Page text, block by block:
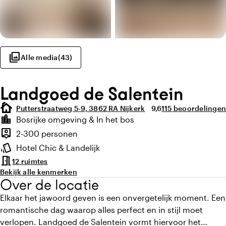
photo_libraryAlle media(43)
Landgoed de Salentein
cottage Putterstraatweg 5-9, 3862 RA Nijkerk Gemiddelde
9,6Aantal
115 beoordelingen
Highlights
location_city
Locatie en omgeving
Bosrijke omgeving & In het bos
person_pin
Capaciteit
2-300 personen
style
Sfeer en uitstraling
Hotel Chic & Landelijk
meeting_room12 ruimtes
Bekijk alle kenmerken
Over de locatie
Elkaar het jawoord geven is een onvergetelijk moment. Een
romantische dag waarop alles perfect en in stijl moet
verlopen. Landgoed de Salentein vormt hiervoor het